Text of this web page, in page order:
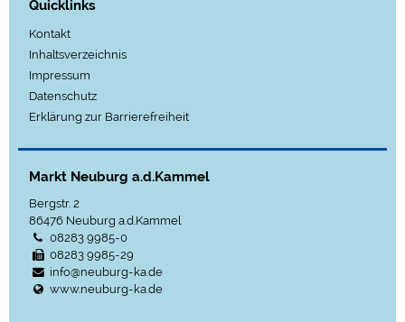
Quicklinks
Kontakt
Inhaltsverzeichnis
Impressum
Datenschutz
Erklärung zur Barrierefreiheit
Markt Neuburg a.d.Kammel
Bergstr. 2
86476 Neuburg a.d.Kammel
08283 9985-0
08283 9985-29
info@neuburg-ka.de
www.neuburg-ka.de